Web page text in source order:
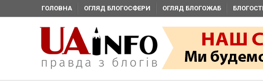
ГОЛОВНА ОГЛЯД БЛОГОСФЕРИ ОГЛЯД БЛОГОЖАБ